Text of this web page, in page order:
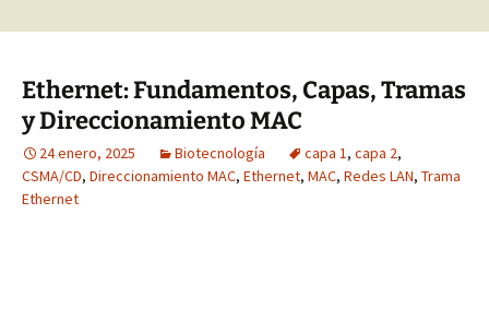
Ethernet: Fundamentos, Capas, Tramas
y Direccionamiento MAC
24 enero, 2025 Biotecnología capa 1, capa 2,
CSMA/CD, Direccionamiento MAC, Ethernet, MAC, Redes LAN, Trama
Ethernet